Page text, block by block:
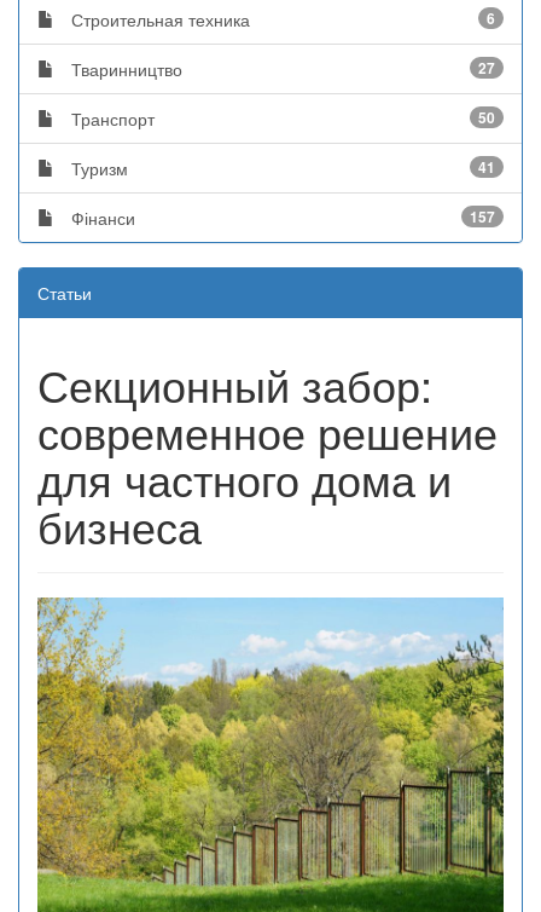
Строительная техника 6
Тваринництво 27
Транспорт 50
Туризм 41
Фінанси 157
Статьи
Секционный забор:
современное решение
для частного дома и
бизнеса